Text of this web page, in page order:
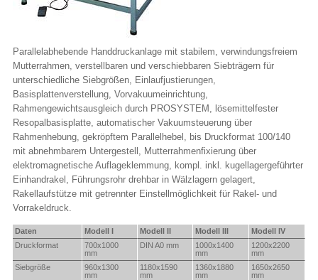
Parallelabhebende Handdruckanlage mit stabilem, verwindungsfreiem
Mutterrahmen, verstellbaren und verschiebbaren Siebträgern für
unterschiedliche Siebgrößen, Einlaufjustierungen,
Basisplattenverstellung, Vorvakuumeinrichtung,
Rahmengewichtsausgleich durch PROSYSTEM, lösemittelfester
Resopalbasisplatte, automatischer Vakuumsteuerung über
Rahmenhebung, gekröpftem Parallelhebel, bis Druckformat 100/140
mit abnehmbarem Untergestell, Mutterrahmenfixierung über
elektromagnetische Auflageklemmung, kompl. inkl. kugellagergeführter
Einhandrakel, Führungsrohr drehbar in Wälzlagern gelagert,
Rakellaufstütze mit getrennter Einstellmöglichkeit für Rakel- und
Vorrakeldruck.
Daten Modell I Modell II Modell III
Modell IV
Druckformat
700x1000
mm
DIN A0 mm 1000x1400
mm
1200x2200
mm
Siebgröße
960x1300
mm
1180x1590
mm
1360x1880
mm
1650x2650
mm